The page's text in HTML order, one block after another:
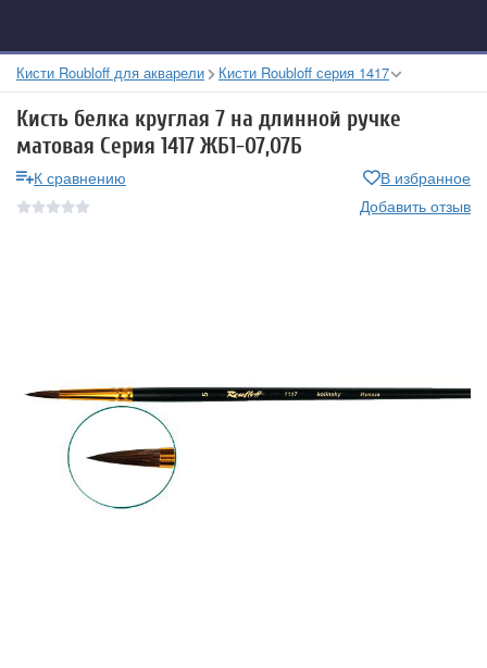
Кисти Roubloff для акварели Кисти Roubloff серия 1417
Кисть белка круглая 7 на длинной ручке
матовая Серия 1417 ЖБ1-07,07Б
К сравнению
В избранное
Добавить отзыв